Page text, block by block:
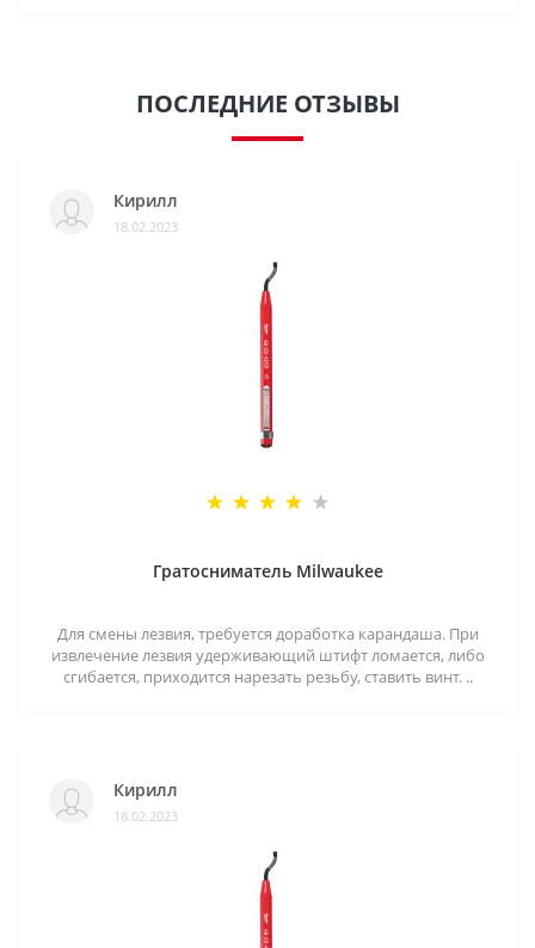
ПОСЛЕДНИЕ ОТЗЫВЫ
Кирилл
18.02.2023
Гратосниматель Milwaukee
Для смены лезвия, требуется доработка карандаша. При
извлечение лезвия удерживающий штифт ломается, либо
сгибается, приходится нарезать резьбу, ставить винт. ..
Кирилл
18.02.2023